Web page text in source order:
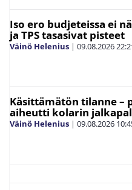
Iso ero budjeteissa ei
ja TPS tasasivat pisteet
Väinö Helenius | 09.08.2026
Käsittämätön tilanne –
aiheutti kolarin
Väinö Helenius | 09.08.2026